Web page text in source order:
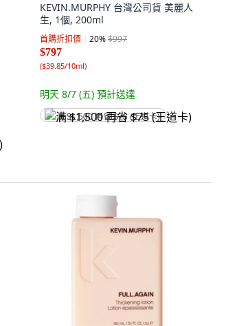
KEVIN.MURPHY 台灣公司貨 美麗人
生, 1個, 200ml
首購折扣價 20%$997
$797
($39.85/10ml)
明天 8/7 (五) 預計送達
满 $1,500 再省 $75 (王道卡)